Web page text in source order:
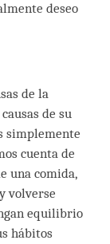
deseo
de la
de su
simplemente
cuenta de
una comida,
volverse
equilibrio
hábitos